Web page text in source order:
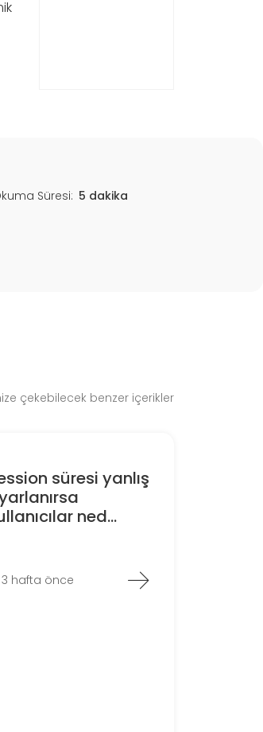
Süresi: 5 dakika
çekebilecek benzer içerikler
süresi yanlış
ned...
3 hafta önce